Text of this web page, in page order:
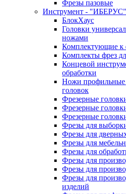
Фрезы пазовые
Инструмент - "ИБЕРУС"
БлокХаус
Головки
ножами
Комплектующие к
Комплекты фрез
Концевой
обработки
Ножи профильные
головок
Фрезерные
Фрезерные
Фрезерные
Фрезы для
Фрезы для
Фрезы для
Фрезы для
Фрезы для
Фрезы для
Фрезы для
изделий